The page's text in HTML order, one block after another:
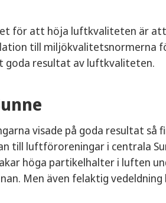
för att höja luftkvaliteten är
till miljökvalitetsnormerna
goda resultat av luftkvaliteten.
visade på goda resultat
till luftföroreningar i centrala
höga partikelhalter i luften
Men även felaktig